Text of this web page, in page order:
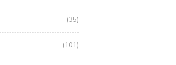
(35)
(101)